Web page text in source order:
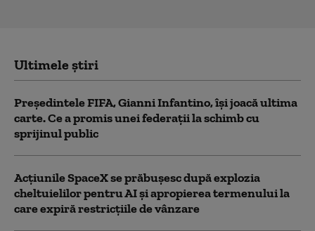
Ultimele știri
Președintele FIFA, Gianni Infantino, îşi joacă ultima
carte. Ce a promis unei federații la schimb cu
sprijinul public
Acţiunile SpaceX se prăbuşesc după explozia
cheltuielilor pentru AI şi apropierea termenului la
care expiră restricţiile de vânzare